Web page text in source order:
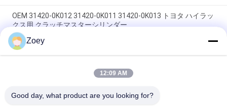
OEM 31420-0K012 31420-0K011 31420-0K013 トヨタ ハイラッ
クス用 クラッチマスターシリンダー
OEM PQH500060 LR013506 LAND ROVER DISCOVERY 276DT
306DT 向けベルトテンショナー
OEM 12204-20040 12204-20020 12204-31030 トヨタ ハイラン
Zoey
12:09 AM
Good day, what product are you looking for?